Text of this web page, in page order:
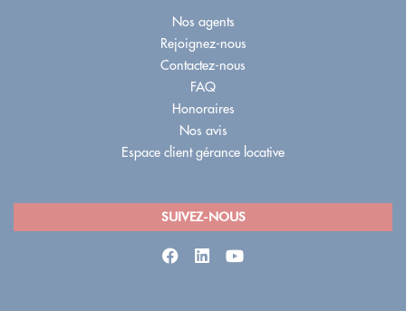
Nos agents
Rejoignez-nous
Contactez-nous
FAQ
Honoraires
Nos avis
Espace client gérance locative
SUIVEZ-NOUS